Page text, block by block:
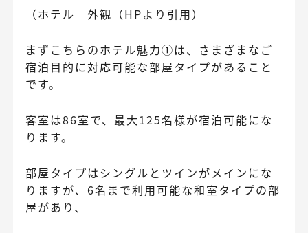
（ホテル 外観（HPより引用）
まずこちらのホテル魅力①は、さまざまなご
宿泊目的に対応可能な部屋タイプがあること
です。
客室は86室で、最大125名様が宿泊可能にな
ります。
部屋タイプはシングルとツインがメインにな
りますが、6名まで利用可能な和室タイプの部
屋があり、